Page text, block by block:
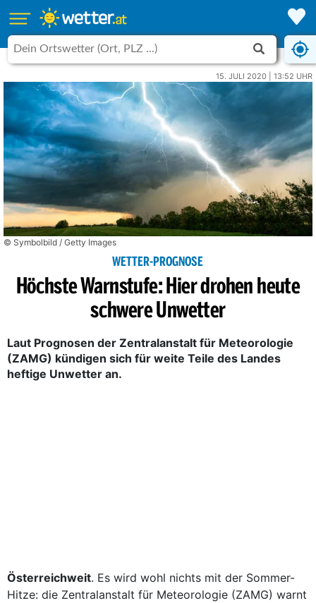
15. JULI 2020 | 13:52 UHR
© Symbolbild / Getty Images
WETTER-PROGNOSE
Höchste Warnstufe: Hier drohen heute
schwere Unwetter
Laut Prognosen der Zentralanstalt für Meteorologie
(ZAMG) kündigen sich für weite Teile des Landes
heftige Unwetter an.
Österreichweit. Es wird wohl nichts mit der Sommer-
Hitze: die Zentralanstalt für Meteorologie (ZAMG) warnt